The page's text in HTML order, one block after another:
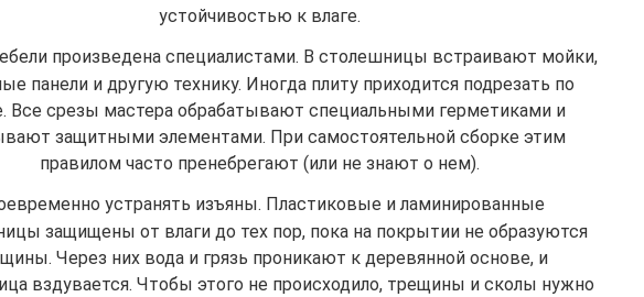
устойчивостью к влаге.
произведена специалистами. В столешницы встраивают мойки,
панели и другую технику. Иногда плиту приходится подрезать по
Все срезы мастера обрабатывают специальными герметиками и
защитными элементами. При самостоятельной сборке этим
правилом часто пренебрегают (или не знают о нем).
устранять изъяны. Пластиковые и ламинированные
защищены от влаги до тех пор, пока на покрытии не образуются
Через них вода и грязь проникают к деревянной основе, и
вздувается. Чтобы этого не происходило, трещины и сколы нужно